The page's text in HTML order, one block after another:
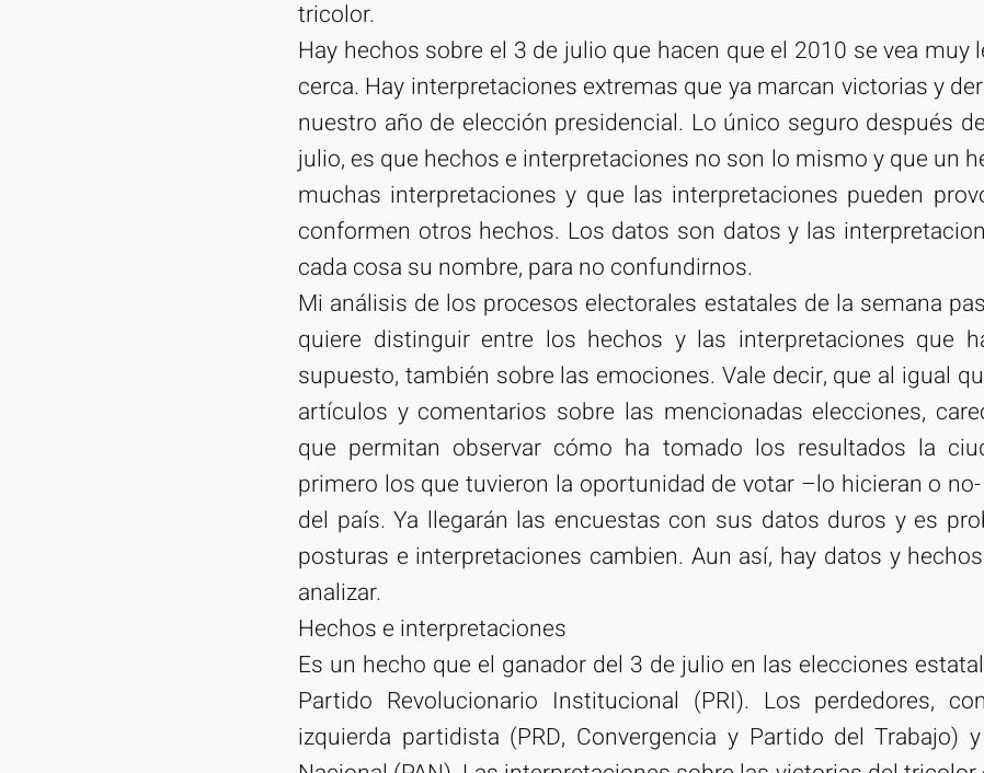
tricolor.
Hay hechos sobre el 3 de julio que hacen que el 2010 se vea muy
cerca. Hay interpretaciones extremas que ya marcan victorias y
nuestro año de elección presidencial. Lo único seguro después
julio, es que hechos e interpretaciones no son lo mismo y que un
muchas interpretaciones y que las interpretaciones pueden
conformen otros hechos. Los datos son datos y las
cada cosa su nombre, para no confundirnos.
Mi análisis de los procesos electorales estatales de la semana
quiere distinguir entre los hechos y las interpretaciones que
supuesto, también sobre las emociones. Vale decir, que al igual
artículos y comentarios sobre las mencionadas elecciones,
que permitan observar cómo ha tomado los resultados la
primero los que tuvieron la oportunidad de votar –lo hicieran o
del país. Ya llegarán las encuestas con sus datos duros y es
posturas e interpretaciones cambien. Aun así, hay datos y
analizar.
Hechos e interpretaciones
Es un hecho que el ganador del 3 de julio en las elecciones
Partido Revolucionario Institucional (PRI). Los perdedores,
izquierda partidista (PRD, Convergencia y Partido del Trabajo)